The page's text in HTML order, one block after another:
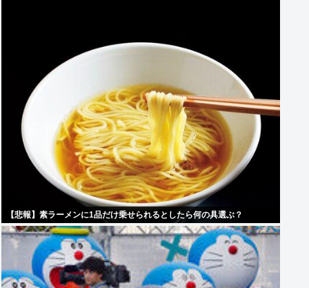
【悲報】素ラーメンに1品だけ乗せられるとしたら何の具選ぶ？